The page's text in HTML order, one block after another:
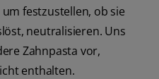
festzustellen, ob sie
neutralisieren. Uns
Zahnpasta vor,
enthalten.